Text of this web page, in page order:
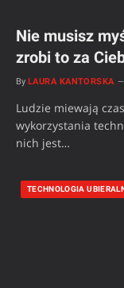
Nie musisz
zrobi to za
By LAURA KANTORSKA
Ludzie miewają
wykorzystania
nich jest…
TECHNOLOGIA